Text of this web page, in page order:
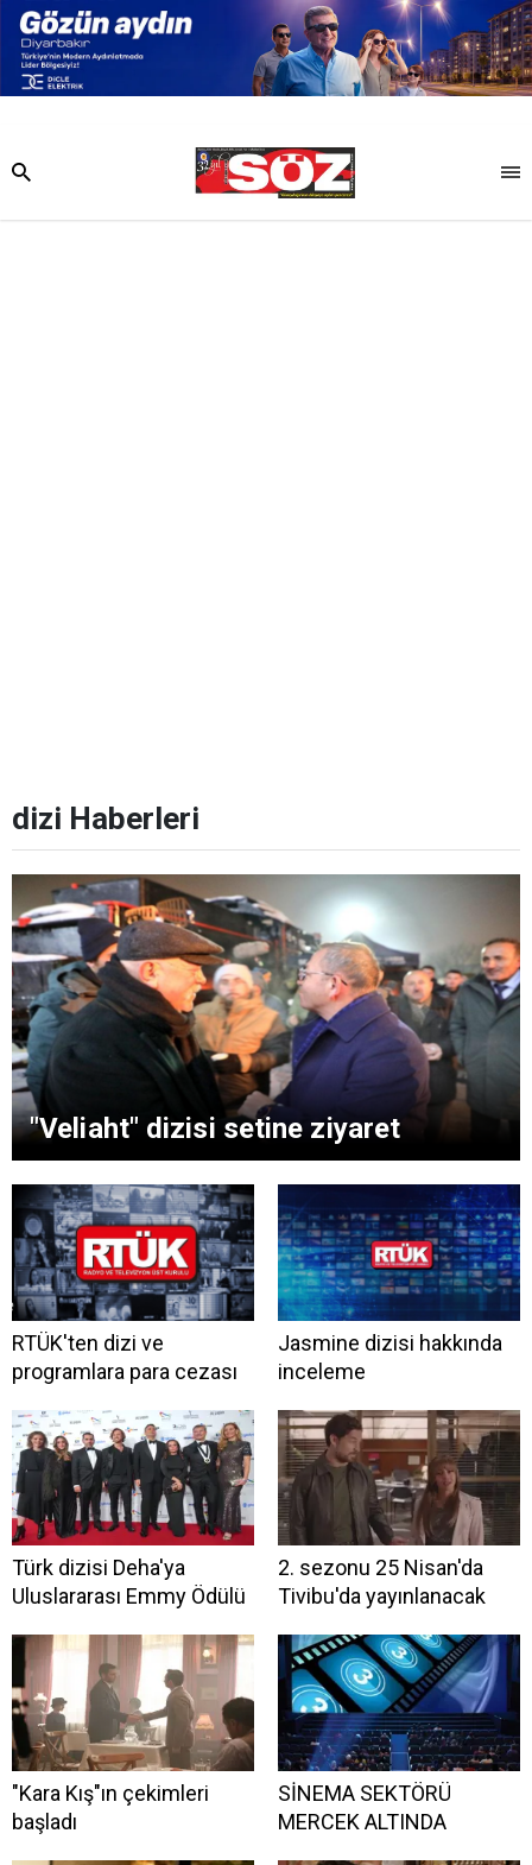
dizi Haberleri
"Veliaht" dizisi setine ziyaret
RTÜK'ten dizi ve
programlara para cezası
Jasmine dizisi hakkında
inceleme
Türk dizisi Deha'ya
Uluslararası Emmy Ödülü
2. sezonu 25 Nisan'da
Tivibu'da yayınlanacak
"Kara Kış"ın çekimleri
başladı
SİNEMA SEKTÖRÜ
MERCEK ALTINDA